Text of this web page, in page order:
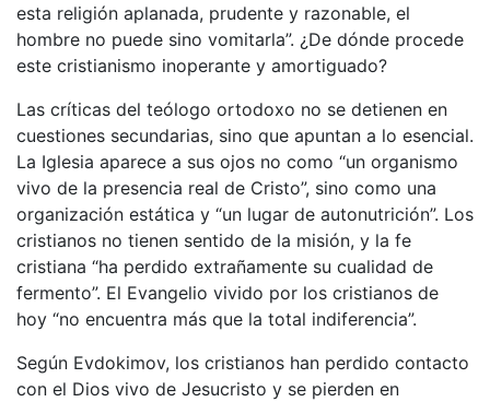
esta religión aplanada, prudente y razonable, el
hombre no puede sino vomitarla”. ¿De dónde procede
este cristianismo inoperante y amortiguado?
Las críticas del teólogo ortodoxo no se detienen en
cuestiones secundarias, sino que apuntan a lo esencial.
La Iglesia aparece a sus ojos no como “un organismo
vivo de la presencia real de Cristo”, sino como una
organización estática y “un lugar de autonutrición”. Los
cristianos no tienen sentido de la misión, y la fe
cristiana “ha perdido extrañamente su cualidad de
fermento”. El Evangelio vivido por los cristianos de
hoy “no encuentra más que la total indiferencia”.
Según Evdokimov, los cristianos han perdido contacto
con el Dios vivo de Jesucristo y se pierden en